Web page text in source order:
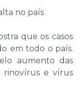
no país
que os casos
em todo o país.
aumento das
rinovírus e vírus